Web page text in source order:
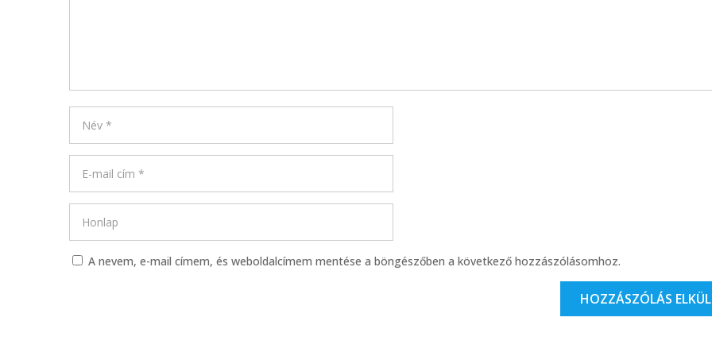
A nevem, e-mail címem, és weboldalcímem mentése a böngészőben a következő hozzászólásomhoz.
HOZZÁSZÓLÁS